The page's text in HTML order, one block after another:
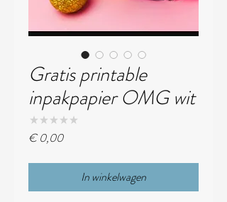
Gratis printable
inpakpapier OMG wit
★ ★ ★ ★ ★
€ 0,00Prijs
In winkelwagen